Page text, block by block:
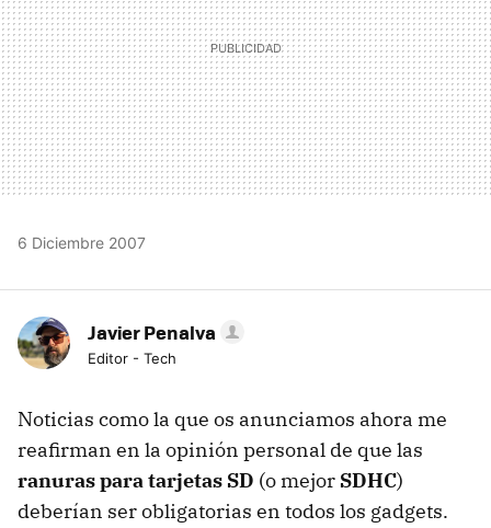
6 Diciembre 2007
Javier Penalva
Editor - Tech
Noticias como la que os anunciamos ahora me
reafirman en la opinión personal de que las
ranuras para tarjetas SD (o mejor SDHC)
deberían ser obligatorias en todos los gadgets.